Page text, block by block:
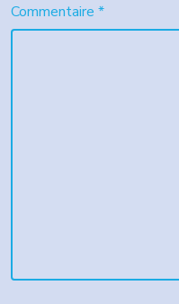
Commentaire*